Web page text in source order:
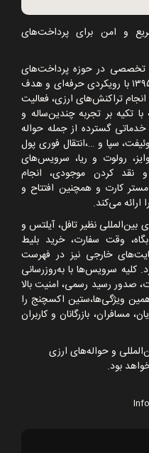
و امن برای پرداخت‌های
تخصصی در حوزه پرداخت‌های
با رویکردی حرفه‌ای و هدف
تراکنش‌های ارزی، فعالیت
تکیه بر تجربه چندین‌ساله و
گسترده از جمله حواله
سپا و …،انتقال فوری پول
رولوت و ریا، سرویس‌های
نقد کردن موجودی، انجام
مستر کارت و همچنین افتتاح و
می‌کند.
بین‌المللی نظیر تافل، آیلتس و
وقت سفارت، خرید بلیط
خارجی نیز در فهرست
سرویس‌ها با به‌روزرسانی
صدور رسید رسمی، امنیت بالا
ویژگی‌ها،ستین اکسچنج را
بازرگانان و کاربران
و حواله‌های ارزی
بود.